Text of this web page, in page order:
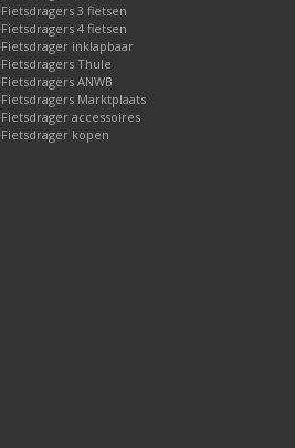
Fietsdragers 3 fietsen
Fietsdragers 4 fietsen
Fietsdrager inklapbaar
Fietsdragers Thule
Fietsdragers ANWB
Fietsdragers Marktplaats
Fietsdrager accessoires
Fietsdrager kopen